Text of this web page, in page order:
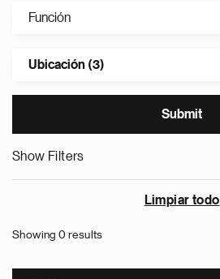
Función
Ubicación (3)
Show Filters
Limpiar todo
Showing 0 results